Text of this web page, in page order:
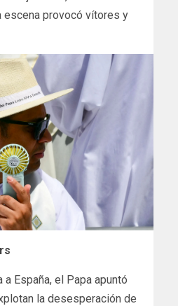
escena provocó vítores y
España, el Papa apuntó
la desesperación de